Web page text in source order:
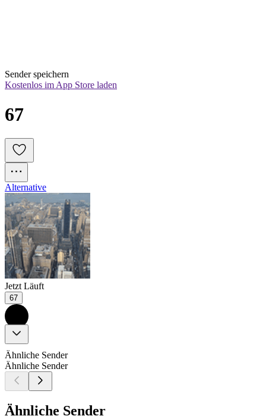
Sender speichern
Kostenlos im App Store laden
67
Alternative
Jetzt Läuft
67
Ähnliche Sender
Ähnliche Sender
Ähnliche Sender